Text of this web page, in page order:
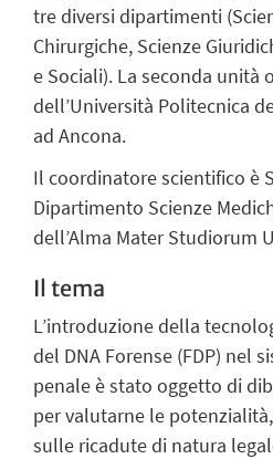
tre diversi dipartimenti
Chirurgiche, Scienze
e Sociali). La seconda unità
dell’Università Politecnica
ad Ancona.
Il coordinatore scientifico è
Dipartimento Scienze
dell’Alma Mater Studiorum
Il tema
L’introduzione della
del DNA Forense (FDP) nel
penale è stato oggetto di
per valutarne le
sulle ricadute di natura